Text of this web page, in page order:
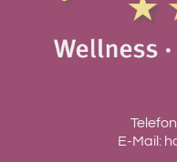
E-Mail: